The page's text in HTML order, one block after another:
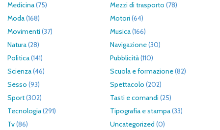
Medicina(75) Mezzi di trasporto (78)
Moda(168) Motori (64)
Movimenti (37) Musica(166)
Natura(28) Navigazione(30)
Politica(141) Pubblicità(110)
Scienza(46) Scuola e formazione(82)
Sesso (93) Spettacolo (202)
Sport(302) Tasti e comandi (25)
Tecnologia(291) Tipografia e stampa(33)
Tv(86) Uncategorized (0)